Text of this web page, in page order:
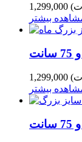
بیشتر
بیشتر